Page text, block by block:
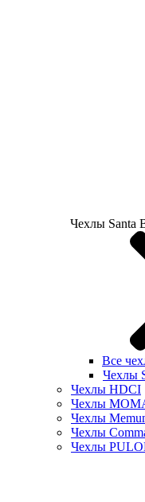
Чехлы Santa
Все
Чехлы
Чехлы HDCI
Чехлы
Чехлы
Чехлы
Чехлы